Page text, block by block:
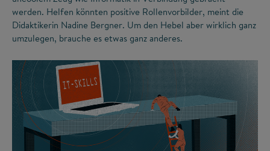
werden. Helfen könnten positive Rollenvorbilder, meint die
Didaktikerin Nadine Bergner. Um den Hebel aber wirklich ganz
umzulegen, brauche es etwas ganz anderes.